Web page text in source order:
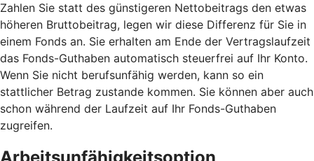
Zahlen Sie statt des günstigeren Nettobeitrags den etwas
höheren Bruttobeitrag, legen wir diese Differenz für Sie in
einem Fonds an. Sie erhalten am Ende der Vertragslaufzeit
das Fonds-Guthaben automatisch steuerfrei auf Ihr Konto.
Wenn Sie nicht berufsunfähig werden, kann so ein
stattlicher Betrag zustande kommen. Sie können aber auch
schon während der Laufzeit auf Ihr Fonds-Guthaben
zugreifen.